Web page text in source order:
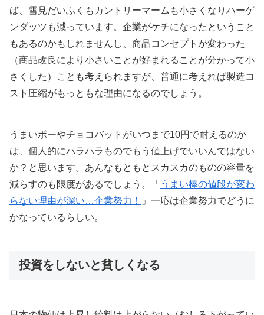
ば、雪見だいふくもカントリーマームも小さくなりハーゲ
ンダッツも減っています。企業がケチになったということ
もあるのかもしれませんし、商品コンセプトが変わった
（商品改良により小さいことが好まれることが分かって小
さくした）ことも考えられますが、普通に考えれば製造コ
スト圧縮がもっともな理由になるのでしょう。
うまいボーやチョコバットがいつまで10円で耐えるのか
は、個人的にハラハラものでもう値上げでいいんではない
か？と思います。あんなもともとスカスカのものの容量を
減らすのも限度があるでしょう。「 うまい棒の値段が変わ
らない理由が深い…企業努力！
」一応は企業努力でどうに
かなっているらしい。
投資をしないと貧しくなる